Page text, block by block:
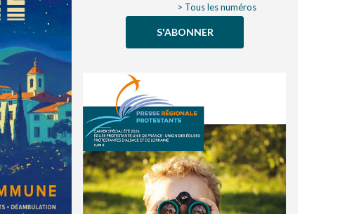
> Tous les numéros
S'ABONNER